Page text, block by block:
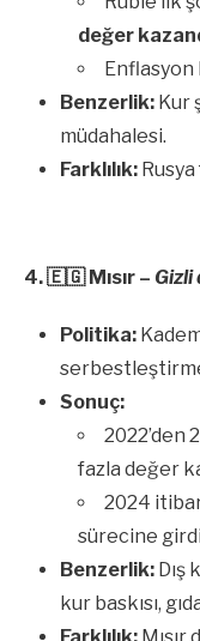
değer
Enflasyon
Benzerlik: Kur
müdahalesi.
Farklılık:
4.🇪🇬Mısır – Gizli
Politika:
Sonuç:
2022’den
fazla değer
2024
sürecine
Benzerlik: Dış
kur baskısı,